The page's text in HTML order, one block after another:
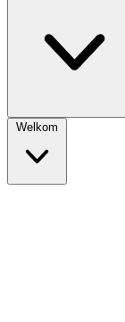
Welkom